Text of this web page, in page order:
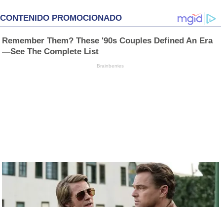
CONTENIDO PROMOCIONADO
Remember Them? These '90s Couples Defined An Era
—See The Complete List
Brainberries